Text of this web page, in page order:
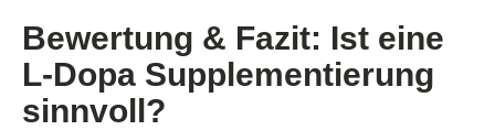
Bewertung & Fazit: Ist eine
L-Dopa Supplementierung
sinnvoll?